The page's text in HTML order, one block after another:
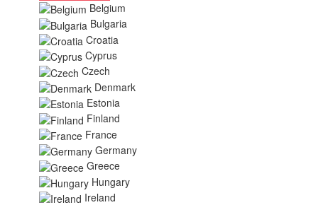
Belgium
Bulgaria
Croatia
Cyprus
Czech
Denmark
Estonia
Finland
France
Germany
Greece
Hungary
Ireland